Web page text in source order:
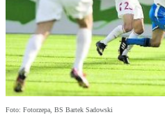
Foto: Fotorzepa, BS Bartek Sadowski